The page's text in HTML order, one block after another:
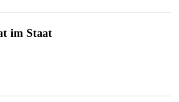
im Staat